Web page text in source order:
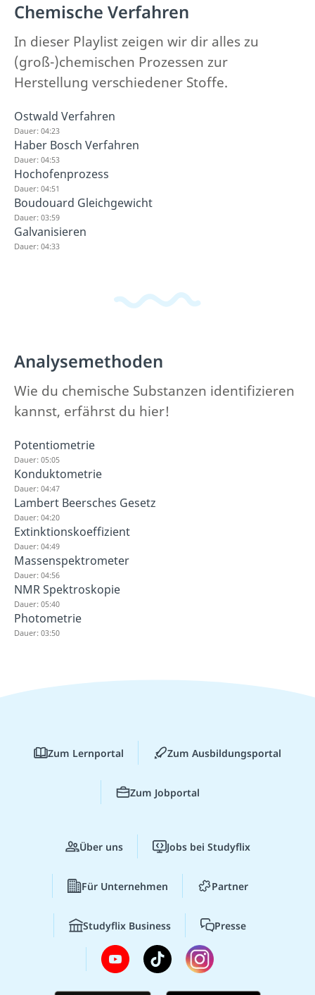
Chemische Verfahren
In dieser Playlist zeigen wir dir alles zu
(groß-)chemischen Prozessen zur
Herstellung verschiedener Stoffe.
Ostwald Verfahren
Dauer: 04:23
Haber Bosch Verfahren
Dauer: 04:53
Hochofenprozess
Dauer: 04:51
Boudouard Gleichgewicht
Dauer: 03:59
Galvanisieren
Dauer: 04:33
Analysemethoden
Wie du chemische Substanzen identifizieren
kannst, erfährst du hier!
Potentiometrie
Dauer: 05:05
Konduktometrie
Dauer: 04:47
Lambert Beersches Gesetz
Dauer: 04:20
Extinktionskoeffizient
Dauer: 04:49
Massenspektrometer
Dauer: 04:56
NMR Spektroskopie
Dauer: 05:40
Photometrie
Dauer: 03:50
Zum Lernportal Zum Ausbildungsportal
Zum Jobportal
Über uns Jobs bei Studyflix
Für Unternehmen Partner
Studyflix Business Presse